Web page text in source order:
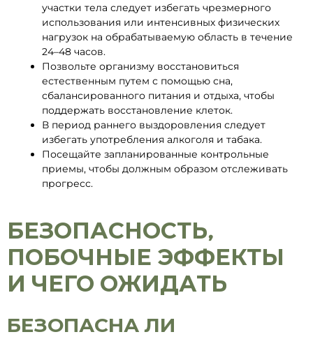
участки тела следует избегать чрезмерного
использования или интенсивных физических
нагрузок на обрабатываемую область в течение
24–48 часов.
Позвольте организму восстановиться
естественным путем с помощью сна,
сбалансированного питания и отдыха, чтобы
поддержать восстановление клеток.
В период раннего выздоровления следует
избегать употребления алкоголя и табака.
Посещайте запланированные контрольные
приемы, чтобы должным образом отслеживать
прогресс.
БЕЗОПАСНОСТЬ,
ПОБОЧНЫЕ ЭФФЕКТЫ
И ЧЕГО ОЖИДАТЬ
БЕЗОПАСНА ЛИ